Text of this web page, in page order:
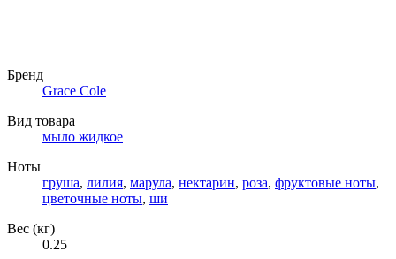
Бренд
Grace Cole
Вид товара
мыло жидкое
Ноты
груша, лилия, марула, нектарин, роза, фруктовые ноты,
цветочные ноты, ши
Вес (кг)
0.25